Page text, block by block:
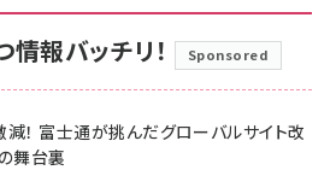
報バッチリ！ Sponsored
！ 富士通が挑んだグローバルサイト改
舞台裏